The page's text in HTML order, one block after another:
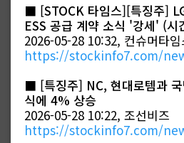
■ [STOCK 타임스][특징주]
ESS 공급 계약 소식 '강세' (시
2026-05-28 10:32, 컨슈머타임
https://stockinfo7.com/
■ [특징주] NC, 현대로템과
식에 4% 상승
2026-05-28 10:22, 조선비즈
https://stockinfo7.com/